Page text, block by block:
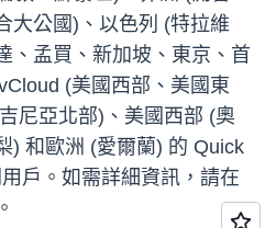
大公國)、以色列 (特拉維
、孟買、新加坡、東京、首
(美國西部、美國東
尼亞北部)、美國西部 (奧
) 和歐洲 (愛爾蘭) 的 Quick
戶。如需詳細資訊，請在